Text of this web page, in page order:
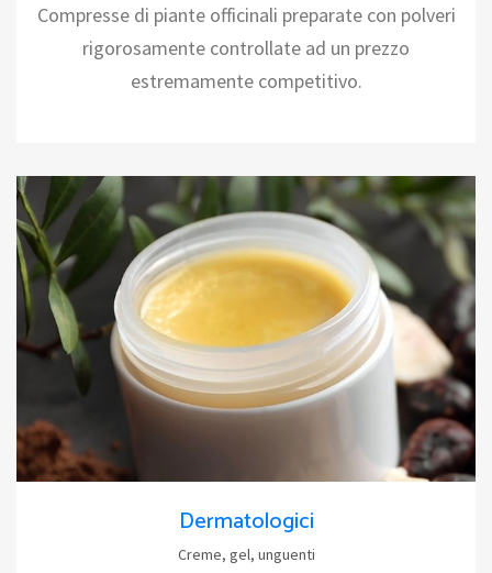
Compresse di piante officinali preparate con polveri
rigorosamente controllate ad un prezzo
estremamente competitivo.
Dermatologici
Creme, gel, unguenti